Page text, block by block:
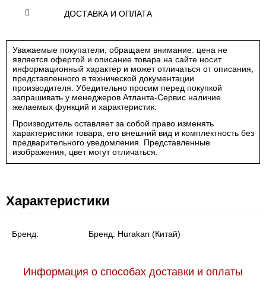
ДОСТАВКА И ОПЛАТА
Уважаемые покупатели, обращаем внимание: цена не
является офертой и описание товара на сайте носит
информационный характер и может отличаться от описания,
представленного в технической документации
производителя. Убедительно просим перед покупкой
запрашивать у менеджеров Атланта-Сервис наличие
желаемых функций и характеристик.
Производитель оставляет за собой право изменять
характеристики товара, его внешний вид и комплектность без
предварительного уведомления. Представленные
изображения, цвет могут отличаться.
Характеристики
Бренд: Бренд: Hurakan (Китай)
Информация о способах доставки и оплаты